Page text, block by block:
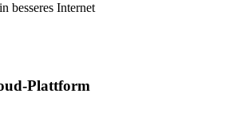
besseres Internet
Plattform